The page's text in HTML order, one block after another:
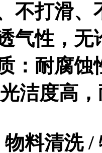
不打滑
气性，
：耐腐
洁度高
料清洗